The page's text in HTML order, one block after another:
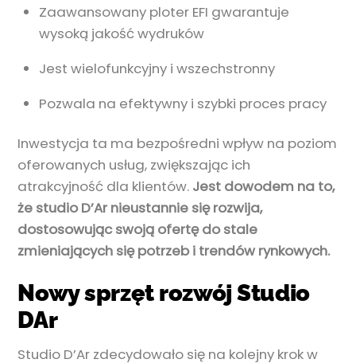
Zaawansowany ploter EFI gwarantuje
wysoką jakość wydruków
Jest wielofunkcyjny i wszechstronny
Pozwala na efektywny i szybki proces pracy
Inwestycja ta ma bezpośredni wpływ na poziom
oferowanych usług, zwiększając ich
atrakcyjność dla klientów. Jest dowodem na to,
że studio D’Ar nieustannie się rozwija,
dostosowując swoją ofertę do stale
zmieniających się potrzeb i trendów rynkowych.
Nowy sprzęt rozwój Studio
DAr
Studio D’Ar zdecydowało się na kolejny krok w